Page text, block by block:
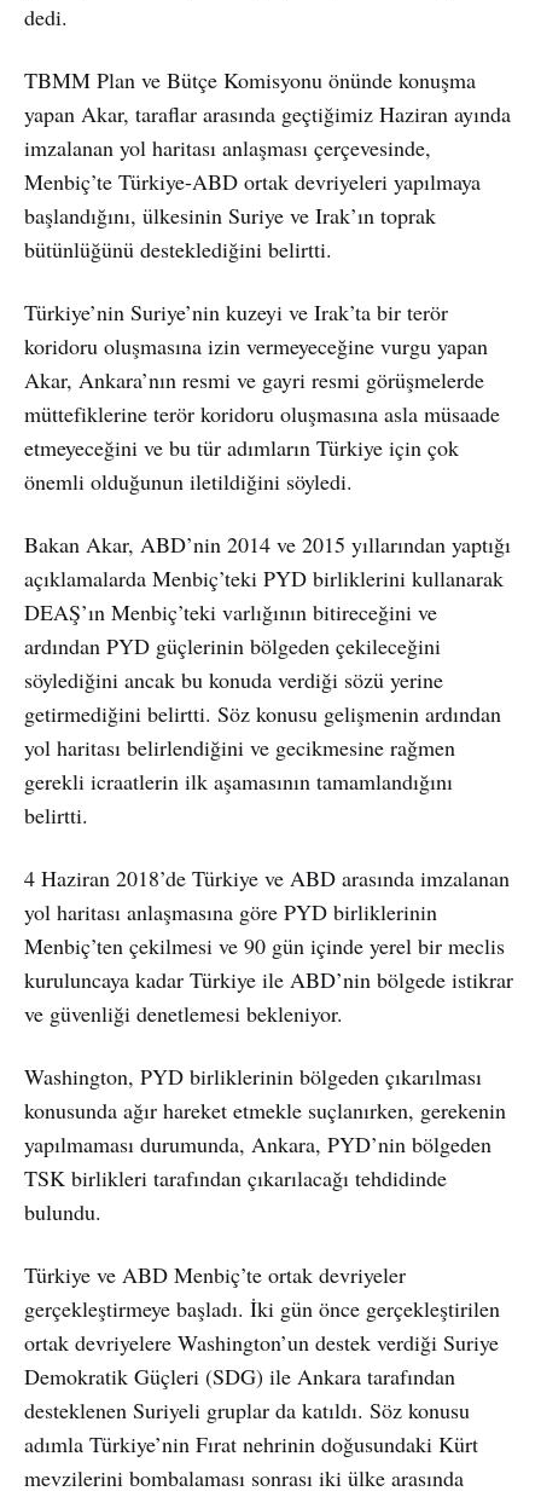
dedi.
TBMM Plan ve Bütçe Komisyonu önünde konuşma
yapan Akar, taraflar arasında geçtiğimiz Haziran ayında
imzalanan yol haritası anlaşması çerçevesinde,
Menbiç’te Türkiye-ABD ortak devriyeleri yapılmaya
başlandığını, ülkesinin Suriye ve Irak’ın toprak
bütünlüğünü desteklediğini belirtti.
Türkiye’nin Suriye’nin kuzeyi ve Irak’ta bir terör
koridoru oluşmasına izin vermeyeceğine vurgu yapan
Akar, Ankara’nın resmi ve gayri resmi görüşmelerde
müttefiklerine terör koridoru oluşmasına asla müsaade
etmeyeceğini ve bu tür adımların Türkiye için çok
önemli olduğunun iletildiğini söyledi.
Bakan Akar, ABD’nin 2014 ve 2015 yıllarından yaptığı
açıklamalarda Menbiç’teki PYD birliklerini kullanarak
DEAŞ’ın Menbiç’teki varlığının bitireceğini ve
ardından PYD güçlerinin bölgeden çekileceğini
söylediğini ancak bu konuda verdiği sözü yerine
getirmediğini belirtti. Söz konusu gelişmenin ardından
yol haritası belirlendiğini ve gecikmesine rağmen
gerekli icraatlerin ilk aşamasının tamamlandığını
belirtti.
4 Haziran 2018’de Türkiye ve ABD arasında imzalanan
yol haritası anlaşmasına göre PYD birliklerinin
Menbiç’ten çekilmesi ve 90 gün içinde yerel bir meclis
kuruluncaya kadar Türkiye ile ABD’nin bölgede istikrar
ve güvenliği denetlemesi bekleniyor.
Washington, PYD birliklerinin bölgeden çıkarılması
konusunda ağır hareket etmekle suçlanırken, gerekenin
yapılmaması durumunda, Ankara, PYD’nin bölgeden
TSK birlikleri tarafından çıkarılacağı tehdidinde
bulundu.
Türkiye ve ABD Menbiç’te ortak devriyeler
gerçekleştirmeye başladı. İki gün önce gerçekleştirilen
ortak devriyelere Washington’un destek verdiği Suriye
Demokratik Güçleri (SDG) ile Ankara tarafından
desteklenen Suriyeli gruplar da katıldı. Söz konusu
adımla Türkiye’nin Fırat nehrinin doğusundaki Kürt
mevzilerini bombalaması sonrası iki ülke arasında